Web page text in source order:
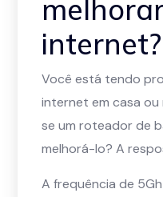
internet?
Você está tendo
internet em casa
se um roteador de
melhorá-lo? A
A frequência de